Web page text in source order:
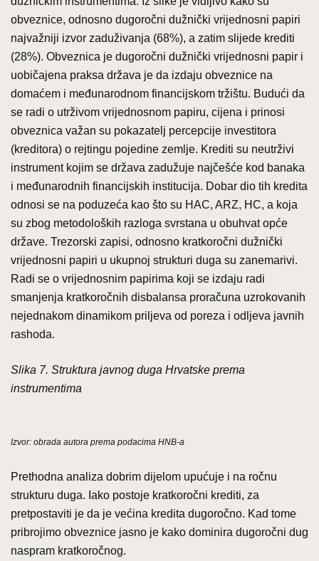
obveznice, odnosno dugoročni dužnički vrijednosni papiri
najvažniji izvor zaduživanja (68%), a zatim slijede krediti
(28%). Obveznica je dugoročni dužnički vrijednosni papir i
uobičajena praksa država je da izdaju obveznice na
domaćem i međunarodnom financijskom tržištu. Budući da
se radi o utrživom vrijednosnom papiru, cijena i prinosi
obveznica važan su pokazatelj percepcije investitora
(kreditora) o rejtingu pojedine zemlje. Krediti su neutrživi
instrument kojim se država zadužuje najčešće kod banaka
i međunarodnih financijskih institucija. Dobar dio tih kredita
odnosi se na poduzeća kao što su HAC, ARZ, HC, a koja
su zbog metodoloških razloga svrstana u obuhvat opće
države. Trezorski zapisi, odnosno kratkoročni dužnički
vrijednosni papiri u ukupnoj strukturi duga su zanemarivi.
Radi se o vrijednosnim papirima koji se izdaju radi
smanjenja kratkoročnih disbalansa proračuna uzrokovanih
nejednakom dinamikom priljeva od poreza i odljeva javnih
rashoda.
Slika 7. Struktura javnog duga Hrvatske prema
instrumentima
Izvor: obrada autora prema podacima HNB-a
Prethodna analiza dobrim dijelom upućuje i na ročnu
strukturu duga. Iako postoje kratkoročni krediti, za
pretpostaviti je da je većina kredita dugoročno. Kad tome
pribrojimo obveznice jasno je kako dominira dugoročni dug
naspram kratkoročnog.